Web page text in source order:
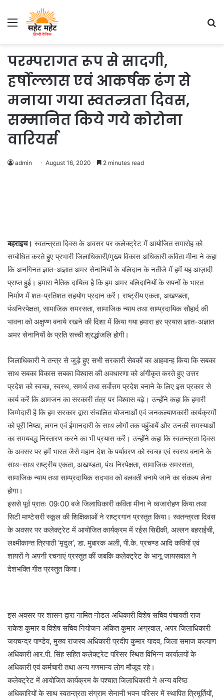
Menu
परम्परागत रूप से सादगी,
हर्षोल्लास एवं आकर्षक ढंग से
मनाया गया स्वतन्त्रता दिवस,
सम्मानित किये गये कोरोना
वारियर्स
admin August 16, 2020 2 minutes read
बहराइच। स्वतन्त्रता दिवस के अवसर पर कलेक्ट्रेट में आयोजित समारोह को
सम्बोधित करते हुए प्रभारी जिलाधिकारी/मुख्य विकास अधिकारी कविता मीना ने कहा
कि अनगिनत ज्ञात-अज्ञात अमर सेनानियों के बलिदान के नतीजे में हमें यह आज़ादी
प्राप्त हुई। हमारा नैतिक दायित्व है कि हम अमर बलिदानियों के सपनों के भारत
निर्माण में शत-प्रतिशत सहयोग प्रदान करें। राष्ट्रीय एकता, अखण्डता,
पंथनिरपेक्षता, सामाजिक समरसता, सामाजिक न्याय तथा साम्प्रदायिक सौहार्द की
भावना को अक्षुण्ण बनाये रखने की दिशा में किया गया हमारा हर प्रयास ज्ञात-अज्ञात
अमर सेनानियों के प्रति सच्ची श्रद्धांजलि होगी।
जिलाधिकारी ने तन्त्र से जुड़े हुए सभी सरकारी सेवकों का आहवान्ह किया कि सबका
साथ सबका विकास सबका विश्वास की अवधारणा को अंगीकृत करते हुए उत्तर
प्रदेश को स्वच्छ, स्वस्थ, समर्थ तथा सर्वोत्तम प्रदेश बनाने के लिए इस प्रकार से
कार्य करें कि आमजन का सरकारी तंत्र पर विश्वास बढ़े। उन्होंने कहा कि हमारी
जिम्मेदारी है कि हम सरकार द्वारा संचालित योजनाओं एवं जनकल्याणकारी कार्यक्रमों
को पूरी निष्ठा, लगन एवं ईमानदारी के साथ लोगों तक पहुॅचायें और उनकी समस्याओं
का समयबद्ध निस्तारण करने का भी प्रयास करें। उन्होंने कहा कि स्वतन्त्रता दिवस
के अवसर पर हमें भारत जैसे महान देश के पर्यावरण को स्वच्छ एवं स्वस्थ बनाने के
साथ-साथ राष्ट्रीय एकता, अखण्डता, पंथ निरपेक्षता, सामाजिक समरसता,
सामाजिक न्याय तथा साम्प्रदायिक सदभाव को बलवती बनाये जाने का संकल्प लेना
होगा।
इससे पूर्व प्रातः 09ः00 बजे जिलाधिकारी कविता मीना ने ध्वजारोहण किया तथा
सिटी माण्टेसरी स्कूल की शिक्षिकाओं ने राष्ट्रगान प्रस्तुत किया। स्वतन्त्रता दिवस
के अवसर पर कलेक्ट्रेट में आयोजित कार्यक्रम में रईस सिद्दीकी, अल्लन बहराईची,
लक्ष्मीकान्त त्रिपाठी ‘मृदुल’, डा. मुबारक अली, पी.के. प्रचण्ड आदि कवियों एवं
शायरों ने अपनी रचनाएं प्रस्तुत कीं जबकि कलेक्ट्रेट के भानू जायसवाल ने
देशभक्ति गीत प्रस्तुत किया।
इस अवसर पर शासन द्वारा नामित नोडल अधिकारी विशेष सचिव पंचायती राज
राकेश कुमार व विशेष सचिव नियोजन अंकित कुमार अग्रवाल, अपर जिलाधिकारी
जयचन्द्र पाण्डेय, मुख्य राजस्व अधिकारी प्रदीप कुमार यादव, जिला समाज कल्याण
अधिकारी आर.पी. सिंह सहित कलेक्ट्रेट परिसर स्थित विभिन्न कार्यालयों के
अधिकारी एवं कर्मचारी तथा अन्य गणमान्य लोग मौजूद रहे।
कलेक्ट्रेट में आयोजित कार्यक्रम के पश्चात जिलाधिकारी ने अन्य वरिष्ठ
अधिकारियों के साथ स्वतन्त्रता संग्राम सेनानी भवन परिसर में स्थापित त्रिमूर्तियों,